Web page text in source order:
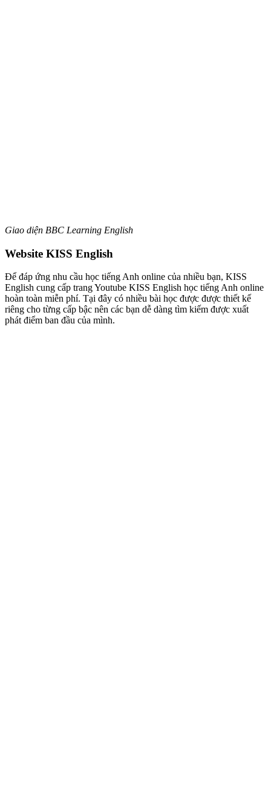
Giao diện BBC Learning English
Website KISS English
Để đáp ứng nhu cầu học tiếng Anh online của nhiều bạn, KISS
English cung cấp trang Youtube KISS English học tiếng Anh online
hoàn toàn miễn phí. Tại đây có nhiều bài học được được thiết kế
riêng cho từng cấp bậc nên các bạn dễ dàng tìm kiếm được xuất
phát điểm ban đầu của mình.